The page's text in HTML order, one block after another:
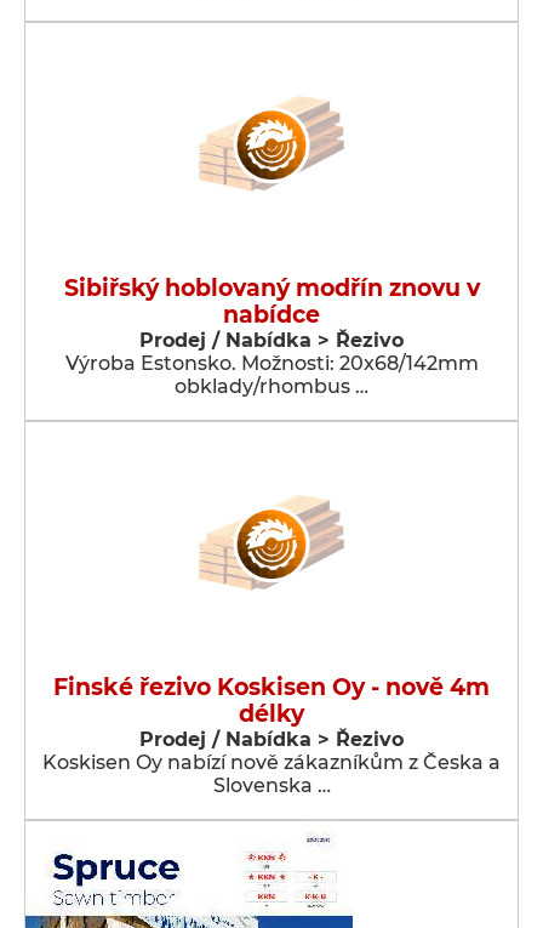
Sibiřský hoblovaný modřín znovu v
nabídce
Prodej / Nabídka > Řezivo
Výroba Estonsko. Možnosti: 20x68/142mm
obklady/rhombus …
Finské řezivo Koskisen Oy - nově 4m
délky
Prodej / Nabídka > Řezivo
Koskisen Oy nabízí nově zákazníkům z Česka a
Slovenska …